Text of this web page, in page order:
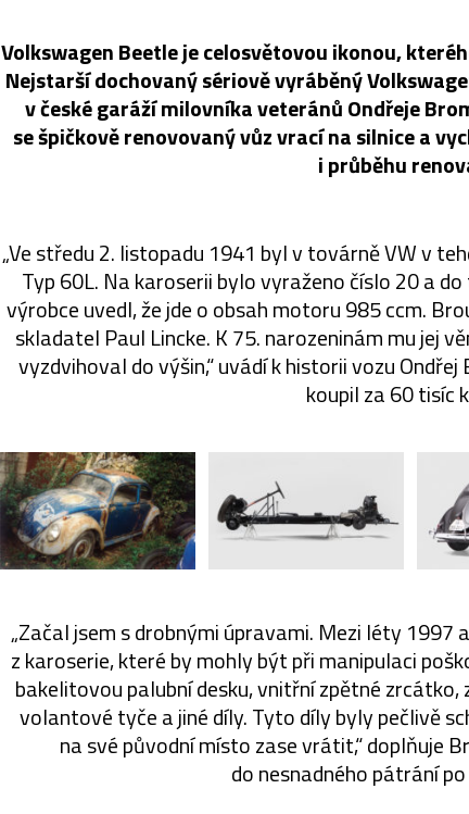
Volkswagen Beetle je celosvětovou ikonou,
Nejstarší dochovaný sériově vyráběný
v české garáží milovníka veteránů Ondřeje
se špičkově renovovaný vůz vrací na silnice a
i průběhu
„Ve středu 2. listopadu 1941 byl v továrně VW v
Typ 60L. Na karoserii bylo vyraženo číslo 20 a
výrobce uvedl, že jde o obsah motoru 985 ccm.
skladatel Paul Lincke. K 75. narozeninám mu jej
vyzdvihoval do výšin,“ uvádí k historii vozu
koupil za 60 tisíc
„Začal jsem s drobnými úpravami. Mezi léty
z karoserie, které by mohly být při manipulaci
bakelitovou palubní desku, vnitřní zpětné
volantové tyče a jiné díly. Tyto díly byly pečlivě
na své původní místo zase vrátit,“ doplňuje
do nesnadného pátrání